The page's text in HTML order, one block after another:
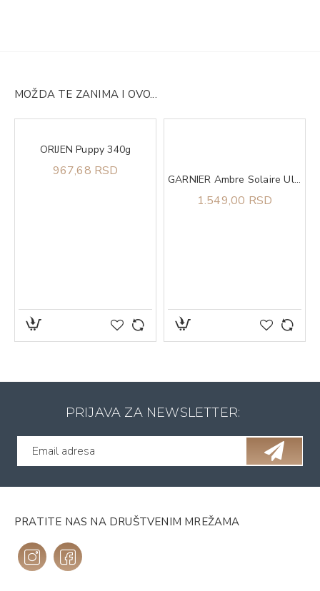
MOŽDA TE ZANIMA I OVO...
ORIJEN Puppy 340g
967,68 RSD
GARNIER Ambre Solaire Ulje u spreju za zaštitu od sunca SPF 30 150ml
1.549,00 RSD
PRIJAVA ZA NEWSLETTER:
PRATITE NAS NA DRUŠTVENIM MREŽAMA